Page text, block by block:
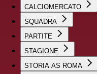
CALCIOMERCATO
SQUADRA
PARTITE
STAGIONE
STORIA AS ROMA